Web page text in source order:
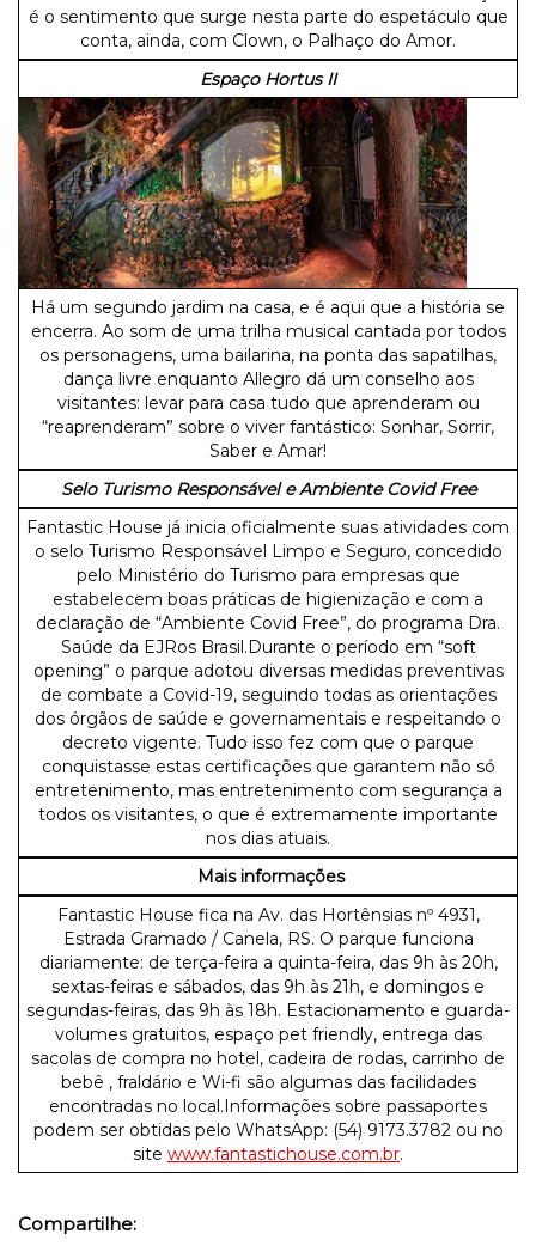
é o sentimento que surge nesta parte do espetáculo que
conta, ainda, com Clown, o Palhaço do Amor.
Espaço Hortus II
Há um segundo jardim na casa, e é aqui que a história se
encerra. Ao som de uma trilha musical cantada por todos
os personagens, uma bailarina, na ponta das sapatilhas,
dança livre enquanto Allegro dá um conselho aos
visitantes: levar para casa tudo que aprenderam ou
“reaprenderam” sobre o viver fantástico: Sonhar, Sorrir,
Saber e Amar!
Selo Turismo Responsável e Ambiente Covid Free
Fantastic House já inicia oficialmente suas atividades com
o selo Turismo Responsável Limpo e Seguro, concedido
pelo Ministério do Turismo para empresas que
estabelecem boas práticas de higienização e com a
declaração de “Ambiente Covid Free”, do programa Dra.
Saúde da EJRos Brasil.Durante o período em “soft
opening” o parque adotou diversas medidas preventivas
de combate a Covid-19, seguindo todas as orientações
dos órgãos de saúde e governamentais e respeitando o
decreto vigente. Tudo isso fez com que o parque
conquistasse estas certificações que garantem não só
entretenimento, mas entretenimento com segurança a
todos os visitantes, o que é extremamente importante
nos dias atuais.
Mais informações
Fantastic House fica na Av. das Hortênsias nº 4931,
Estrada Gramado / Canela, RS. O parque funciona
diariamente: de terça-feira a quinta-feira, das 9h às 20h,
sextas-feiras e sábados, das 9h às 21h, e domingos e
segundas-feiras, das 9h às 18h. Estacionamento e guarda-
volumes gratuitos, espaço pet friendly, entrega das
sacolas de compra no hotel, cadeira de rodas, carrinho de
bebê , fraldário e Wi-fi são algumas das facilidades
encontradas no local.Informações sobre passaportes
podem ser obtidas pelo WhatsApp: (54) 9173.3782 ou no
site www.fantastichouse.com.br.
Compartilhe: